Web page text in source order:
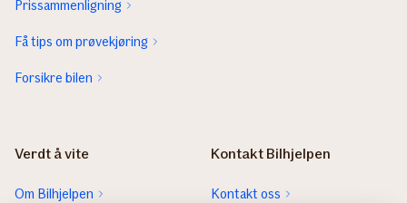
Prissammenligning
Få tips om prøvekjøring
Forsikre bilen
Verdt å vite
Om Bilhjelpen
Kontakt Bilhjelpen
Kontakt oss